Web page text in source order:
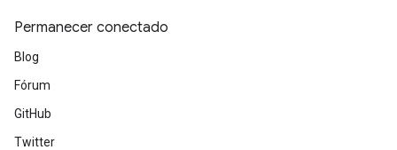
Permanecer conectado
Blog
Fórum
GitHub
Twitter